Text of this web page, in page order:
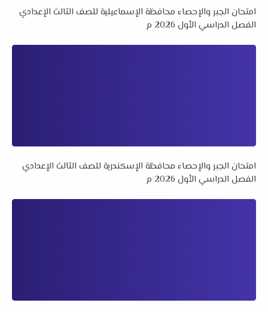
امتحان الجبر والإحصاء محافظة الإسماعيلية للصف الثالث الإعدادي
الفصل الدراسي الأول 2026 م
امتحان الجبر والإحصاء محافظة الإسكندرية للصف الثالث الإعدادي
الفصل الدراسي الأول 2026 م